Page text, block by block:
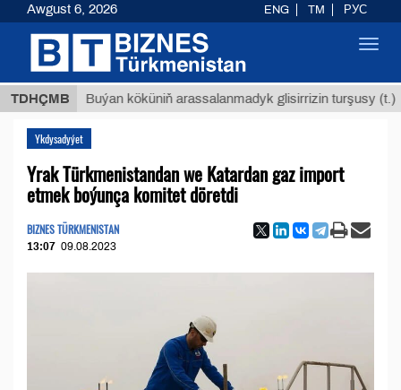
TDHÇMBBuýan köküniň arassalanmadyk glisirrizin turşusy (t.)
Ykdysadyýet
Yrak Türkmenistandan we Katardan gaz import
etmek boýunça komitet döretdi
BIZNES TÜRKMENISTAN
13:07 09.08.2023
Awgust 6, 2026 ENG TM РУС